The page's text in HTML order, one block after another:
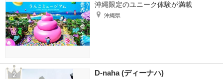
沖縄限定のユニーク体験が満載
沖縄県
D-naha (ディーナハ)